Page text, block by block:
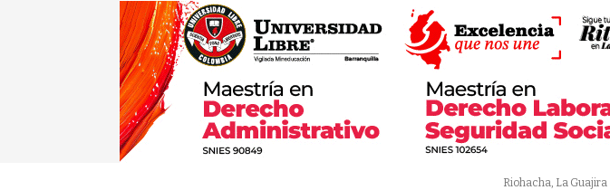
Riohacha, La